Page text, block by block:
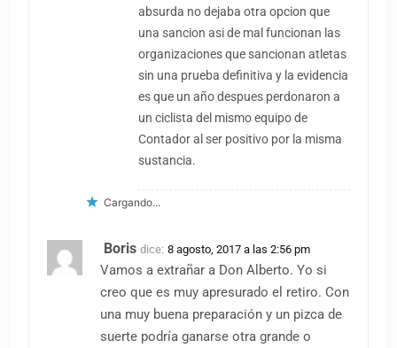
absurda no dejaba otra opcion que
una sancion asi de mal funcionan las
organizaciones que sancionan atletas
sin una prueba definitiva y la evidencia
es que un año despues perdonaron a
un ciclista del mismo equipo de
Contador al ser positivo por la misma
sustancia.
Cargando...
Boris dice: 8 agosto, 2017 a las 2:56 pm
Vamos a extrañar a Don Alberto. Yo si
creo que es muy apresurado el retiro. Con
una muy buena preparación y un pizca de
suerte podría ganarse otra grande o